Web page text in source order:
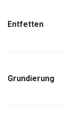
Entfetten
Grundierung